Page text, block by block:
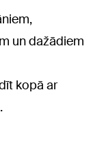
un dažādiem
kopā ar